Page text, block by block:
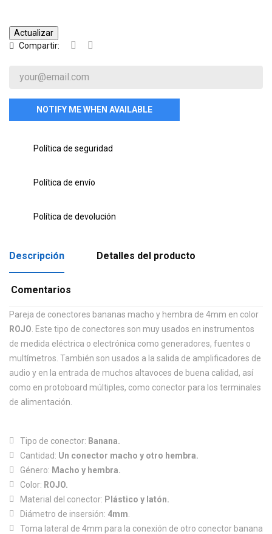
Compartir:
NOTIFY ME WHEN AVAILABLE
Política de seguridad
Política de envío
Política de devolución
Descripción Detalles del producto
Comentarios
Pareja de conectores bananas macho y hembra de 4mm en color
ROJO . Este tipo de conectores son muy usados en instrumentos
de medida eléctrica o electrónica como generadores, fuentes o
multímetros. También son usados a la salida de amplificadores de
audio y en la entrada de muchos altavoces de buena calidad, así
como en protoboard múltiples, como conector para los terminales
de alimentación.
Tipo de conector: Banana.
Cantidad: Un conector macho y otro hembra.
Género: Macho y hembra.
Color: ROJO.
Material del conector: Plástico y latón.
Diámetro de insersión: 4mm
Toma lateral de 4mm para la conexión de otro conector banana